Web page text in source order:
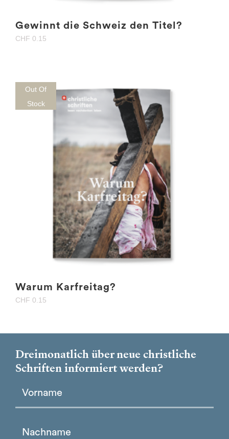
Gewinnt die Schweiz den Titel?
CHF 0.15
Out Of
Stock
Warum Karfreitag?
CHF 0.15
Dreimonatlich über neue christliche
Schriften informiert werden?